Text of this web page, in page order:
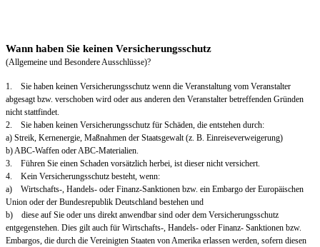
Wann haben Sie keinen Versicherungsschutz
(Allgemeine und Besondere Ausschlüsse)?
1. Sie haben keinen Versicherungsschutz wenn die Veranstaltung vom Veranstalter
abgesagt bzw. verschoben wird oder aus anderen den Veranstalter betreffenden Gründen
nicht stattfindet.
2. Sie haben keinen Versicherungsschutz für Schäden, die entstehen durch:
a) Streik, Kernenergie, Maßnahmen der Staatsgewalt (z. B. Einreiseverweigerung)
b) ABC-Waffen oder ABC-Materialien.
3. Führen Sie einen Schaden vorsätzlich herbei, ist dieser nicht versichert.
4. Kein Versicherungsschutz besteht, wenn:
a) Wirtschafts-, Handels- oder Finanz-Sanktionen bzw. ein Embargo der Europäischen
Union oder der Bundesrepublik Deutschland bestehen und
b) diese auf Sie oder uns direkt anwendbar sind oder dem Versicherungsschutz
entgegenstehen. Dies gilt auch für Wirtschafts-, Handels- oder Finanz- Sanktionen bzw.
Embargos, die durch die Vereinigten Staaten von Amerika erlassen werden, sofern diesen